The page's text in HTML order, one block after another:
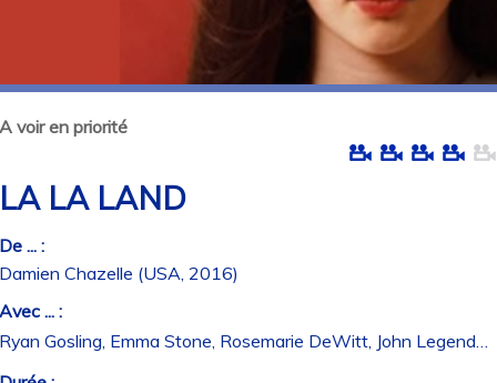
voir en priorité
LA LAND
... :
Chazelle (USA, 2016)
... :
Gosling, Emma Stone, Rosemarie DeWitt, John Legend…